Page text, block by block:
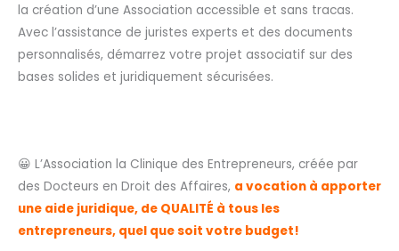
la création d’une Association accessible et sans tracas.
Avec l’assistance de juristes experts et des documents
personnalisés, démarrez votre projet associatif sur des
bases solides et juridiquement sécurisées.
😀 L’Association la Clinique des Entrepreneurs, créée par
des Docteurs en Droit des Affaires, a vocation à apporter
une aide juridique, de QUALITÉ à tous les
entrepreneurs, quel que soit votre budget!